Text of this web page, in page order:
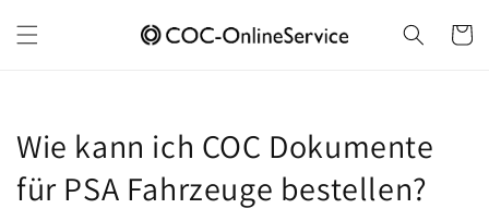
content
Cart
Wie kann ich COC Dokumente
für PSA Fahrzeuge bestellen?